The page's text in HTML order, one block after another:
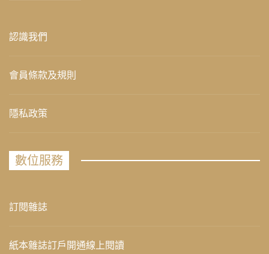
認識我們
會員條款及規則
隱私政策
數位服務
訂閱雜誌
紙本雜誌訂戶開通線上閱讀